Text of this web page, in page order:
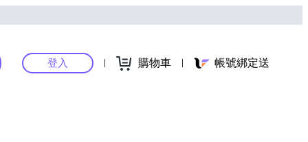
登入 購物車 帳號綁定送